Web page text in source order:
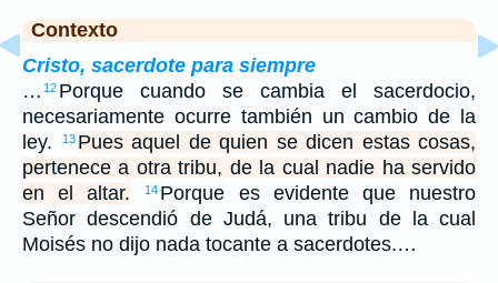
Contexto
Cristo, sacerdote para siempre
… 12 Porque cuando se cambia el sacerdocio,
necesariamente ocurre también un cambio de la
ley.
13 Pues aquel de quien se dicen estas cosas,
pertenece a otra tribu, de la cual nadie ha servido
en el altar.
14 Porque es evidente que nuestro
Señor descendió de Judá, una tribu de la cual
Moisés no dijo nada tocante a sacerdotes.…